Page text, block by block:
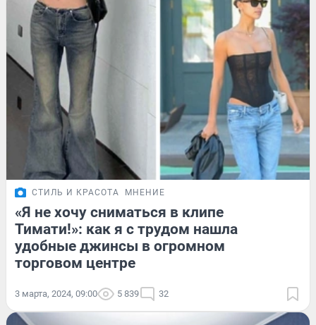
СТИЛЬ И КРАСОТА МНЕНИЕ
«Я не хочу сниматься в клипе
Тимати!»: как я с трудом нашла
удобные джинсы в огромном
торговом центре
3 марта, 2024, 09:00 5 839 32